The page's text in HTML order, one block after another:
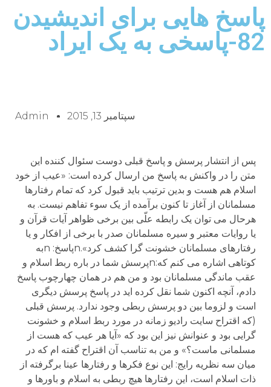
پاسخ هایی برای اندیشیدن
82-پاسخی به یک ایراد
سپتامبر 13, 2015 Admin
پس از انتشار پرسش و پاسخ قبلی دوست سئوال کننده این
متن را در واکنش به پاسخ من ارسال کرده است: «عیب از خود
اسلام هم هست و بدین ترتیب باید قبول کرد که تمام رفتارها
مسلمانان از آغاز تا کنون برآمده از یک سوء تفاهم نیست. به
هرحال می توان یک رابطه علّی بین برخی ظواهر آیات قرآن و
یا روایات معتبر و سیره مسلمانان صدر با برخی از افکار و یا
رفتارهای مسلمانان خشونت گرا کشف کرد».nپاسخ: nبه
کوتاهی اشاره می کنم که:nپرسش شما در باره ربط اسلام و
عقب ماندگی مسلمانان بود و من هم در همان چهارچوب پاسخ
دادم، آنچه اکنون شما نقل کرده اید در پاسخ پرسش دیگری
است و لزوما بین دو پرسش ربطی وجود ندارد. پرسش قبلی
(که اقتراح سایت رادیو زمانه در مورد ربط اسلام و خشونت
گرایی بود و عنوانش نیز این بود که «آیا هر عیب که هست از
مسلمانی ماست؟» و من به تناسب آن اقتراح گفته ام که در
میان سه نظریه رایج: این نوع فکرها و رفتارها عینا برگرفته از
ذات اسلام است، این رفتارها هیچ ربطی به اسلام و باورها و